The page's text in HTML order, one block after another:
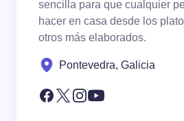
sencilla para que cualquier
hacer en casa desde los
otros más elaborados.
Pontevedra, Galicia